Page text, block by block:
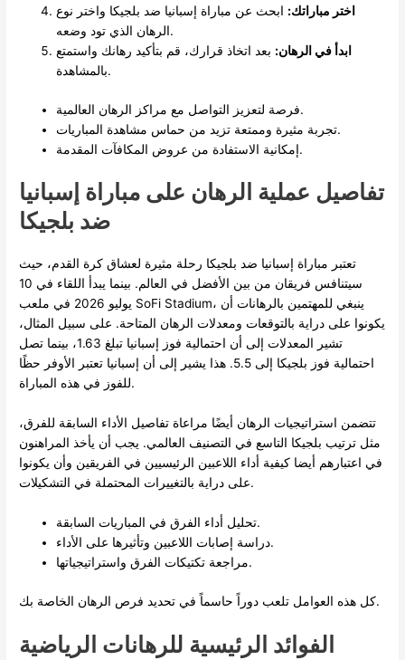
اختر مباراتك: ابحث عن مباراة إسبانيا ضد بلجيكا واختر نوع
الرهان الذي تود وضعه.
ابدأ في الرهان: بعد اتخاذ قرارك، قم بتأكيد رهانك واستمتع
بالمشاهدة.
فرصة لتعزيز التواصل مع مراكز الرهان العالمية.
تجربة مثيرة وممتعة تزيد من حماس مشاهدة المباريات.
إمكانية الاستفادة من عروض المكافآت المقدمة.
تفاصيل عملية الرهان على مباراة إسبانيا
ضد بلجيكا
تعتبر مباراة إسبانيا ضد بلجيكا رحلة مثيرة لعشاق كرة القدم، حيث
سيتنافس فريقان من بين الأفضل في العالم. بينما يبدأ اللقاء في 10
يوليو 2026 في ملعب SoFi Stadium، ينبغي للمهتمين بالرهانات أن
يكونوا على دراية بالتوقعات ومعدلات الرهان المتاحة. على سبيل المثال،
تشير المعدلات إلى أن احتمالية فوز إسبانيا تبلغ 1.63، بينما تصل
احتمالية فوز بلجيكا إلى 5.5. هذا يشير إلى أن إسبانيا تعتبر الأوفر حظًا
للفوز في هذه المباراة.
تتضمن استراتيجيات الرهان أيضًا مراعاة تفاصيل الأداء السابقة للفرق،
مثل ترتيب بلجيكا التاسع في التصنيف العالمي. يجب أن يأخذ المراهنون
في اعتبارهم أيضا كيفية أداء اللاعبين الرئيسيين في الفريقين وأن يكونوا
على دراية بالتغييرات المحتملة في التشكيلات.
تحليل أداء الفرق في المباريات السابقة.
دراسة إصابات اللاعبين وتأثيرها على الأداء.
مراجعة تكتيكات الفرق واستراتيجياتها.
كل هذه العوامل تلعب دوراً حاسماً في تحديد فرص الرهان الخاصة بك.
الفوائد الرئيسية للرهانات الرياضية